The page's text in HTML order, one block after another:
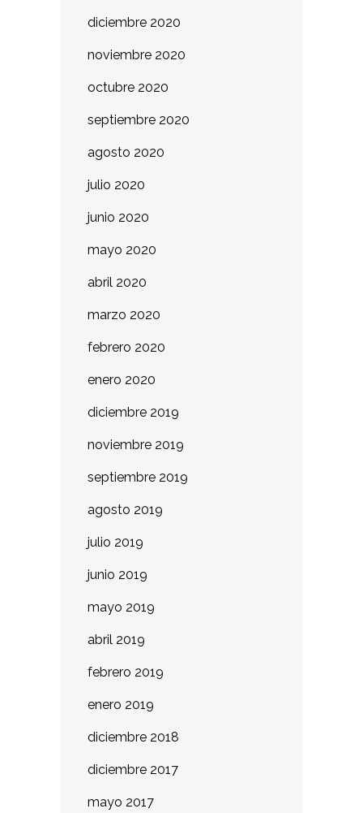
diciembre 2020
noviembre 2020
octubre 2020
septiembre 2020
agosto 2020
julio 2020
junio 2020
mayo 2020
abril 2020
marzo 2020
febrero 2020
enero 2020
diciembre 2019
noviembre 2019
septiembre 2019
agosto 2019
julio 2019
junio 2019
mayo 2019
abril 2019
febrero 2019
enero 2019
diciembre 2018
diciembre 2017
mayo 2017